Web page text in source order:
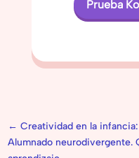
Prueba
←Creatividad en la
Alumnado neurodivergente.